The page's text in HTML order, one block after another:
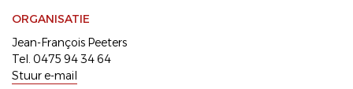
ORGANISATIE
Jean-François Peeters
Tel. 0475 94 34 64
Stuur e-mail